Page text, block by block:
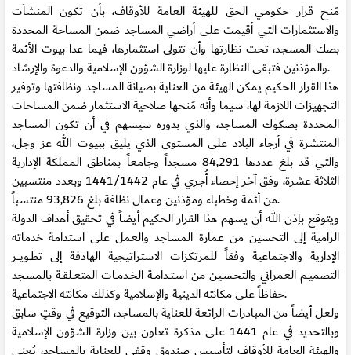
مَنح قرار حكومي الحق للهيئة العامة للأوقاف، بأن تكون المنشآت
والاستثمارات التي أقيمت على أراضي المساجد ضمن المساحة المحددة
بصك المسجد، تحت نظارتها وأن تتولى استثمارها، فيما عدا بيوت الأئمة
والمؤذنين فتبقى النظارة عليها لوزارة الشؤون الإسلامية والدعوة والإرشاد.
هذا القرار الحكيم يمكن الهيئة من العناية بصيانة المساجد ونظافتها وتوفير
التجهيزات اللازمة لها، سيما وأنه مَنحها صلاحية الاستثمار ضمن المساحات
المحددة بصكوك المساجد، والذي بدوره سيسهم في أن تكون المساجد
المنتشرة في أرجاء البلاد على المستوى الذي يليق ببيوت الله عز وجل،
والتي قد بلغ عددها 84,291 مسجداً وجامعاً بمناطق المملكة الإدارية
الثلاثة عشرة، وفق آخر إحصاء أُجري في عام 1441/1442 وبعدد منتسبين
من أئمة وخطباء ومؤذنين وعمال نظافة بلغ 93,826 منتسباً.
ويتوقع بإذن الله أن يسهم هذا القرار الحكيم أيضاً في تحقيق أهداف الدولة
الرامية إلى التحسين من عمارة المساجد والعمل على استدامة خدماته
الإدارية والاجتماعية وفقاً للمرتكزات الاستراتيجية الهادفة إلى تطــويــــر
التصميــم العمراني والتحـسـيـن من اسـتــدامــة الخــدمــات المتعــلقــة بالمسجد
حفاظاً على مكانته الدينية والإسلامية وكذلك مكانته الاجتماعية.
ولعل أيضاً من المبادرات الرائعة للعناية بالمساجد، التوقيع في وقتٍ سابق
وبالتحديد في عام 1441 على مذكرة تعاون بين وزارة الشؤون الإسلامية
والهيئة العامة للأوقاف لتأسيس صندوق وقفي للعناية بالمساجد، يُعنى